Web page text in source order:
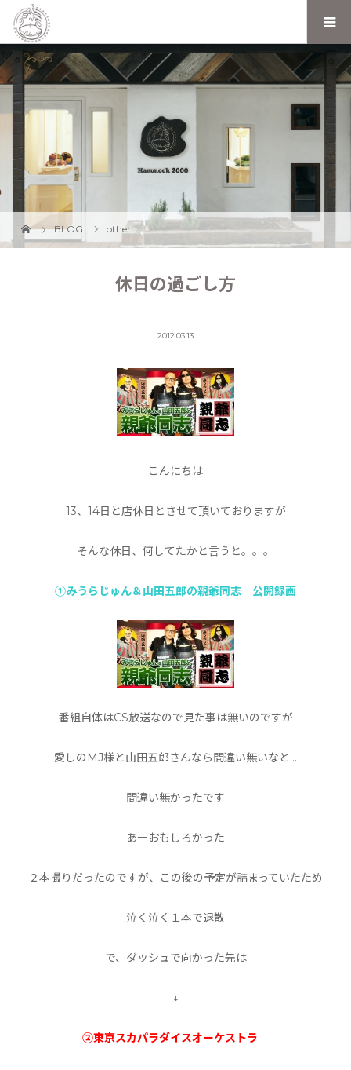
BLOG other
休日の過ごし方
2012.03.13
こんにちは
13、14日と店休日とさせて頂いておりますが
そんな休日、何してたかと言うと。。。
①みうらじゅん＆山田五郎の親爺同志 公開録画
番組自体はCS放送なので見た事は無いのですが
愛しのMJ様と山田五郎さんなら間違い無いなと…
間違い無かったです
あーおもしろかった
２本撮りだったのですが、この後の予定が詰まっていたため
泣く泣く１本で退散
で、ダッシュで向かった先は
↓
②東京スカパラダイスオーケストラ